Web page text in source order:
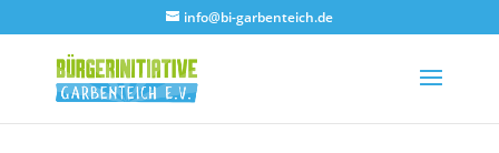
info@bi-garbenteich.de